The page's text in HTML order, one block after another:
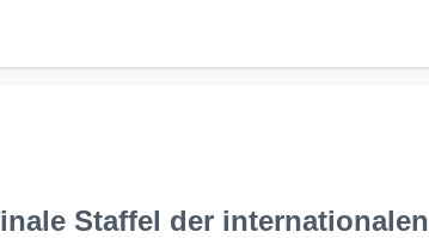
Staffel der internationalen